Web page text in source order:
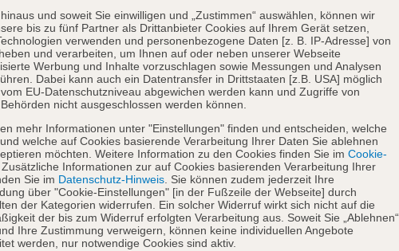
und soweit Sie einwilligen und „Zustimmen“ auswählen, können wir
bis zu fünf Partner als Drittanbieter Cookies auf Ihrem Gerät setzen,
verwenden und personenbezogene Daten [z. B. IP-Adresse] von
und verarbeiten, um Ihnen auf oder neben unserer Webseite
Werbung und Inhalte vorzuschlagen sowie Messungen und Analysen
Dabei kann auch ein Datentransfer in Drittstaaten [z.B. USA] möglich
EU-Datenschutzniveau abgewichen werden kann und Zugriffe von
nicht ausgeschlossen werden können.
mehr Informationen unter "Einstellungen" finden und entscheiden, welche
welche auf Cookies basierende Verarbeitung Ihrer Daten Sie ablehnen
möchten. Weitere Information zu den Cookies finden Sie im Cookie-
. Zusätzliche Informationen zur auf Cookies basierenden Verarbeitung Ihrer
Sie im Datenschutz-Hinweis . Sie können zudem jederzeit Ihre
über "Cookie-Einstellungen" [in der Fußzeile der Webseite] durch
der Kategorien widerrufen. Ein solcher Widerruf wirkt sich nicht auf die
der bis zum Widerruf erfolgten Verarbeitung aus. Soweit Sie „Ablehnen“
Ihre Zustimmung verweigern, können keine individuellen Angebote
werden, nur notwendige Cookies sind aktiv.